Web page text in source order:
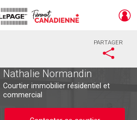
PARTAGER
Nathalie Normandin
Courtier immobilier résidentiel et
commercial